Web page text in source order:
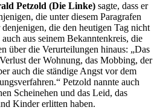
Petzold (Die Linke) sagte, dass er
die unter diesem Paragrafen
die den heutigen Tag nicht
aus seinem Bekanntenkreis, die
über die Verurteilungen hinaus: „Das
der Wohnung, das Mobbing, der
auch die ständige Angst vor dem
Petzold nannte auch
Scheinehen und das Leid, das
Kinder erlitten haben.